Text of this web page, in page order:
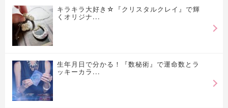
キラキラ大好き☆『クリスタルクレイ』で輝
くオリジナ...
生年月日で分かる！『数秘術』で運命数とラ
ッキーカラ...